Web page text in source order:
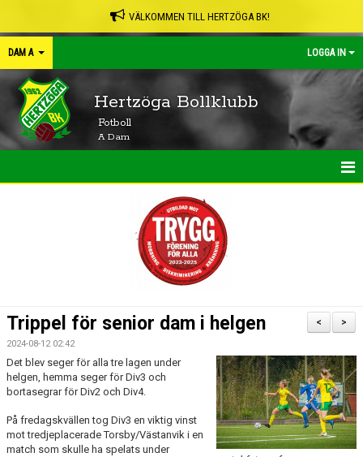
VÄLKOMMEN TILL HERTZÖGA BK!
DAM A LOGGA IN
Hertzöga Bollklubb
Fotboll
A Dam
TRUPPEN
BILDGALLERI
KONTAKT
>
<
Trippel för senior dam i helgen
2024-08-12 02:42
Det blev seger för alla tre lagen under
helgen, hemma seger för Div3 och
bortasegrar för Div2 och Div4.
På fredagskvällen tog Div3 en viktig vinst
mot tredjeplacerade Torsby/Västanvik i en
match som skulle ha spelats under